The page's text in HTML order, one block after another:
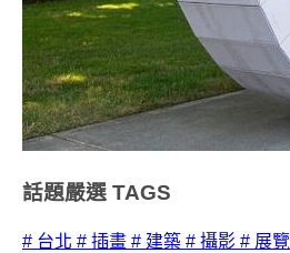
話題嚴選 TAGS
# 台北 # 插畫 # 建築 # 攝影 # 展覽